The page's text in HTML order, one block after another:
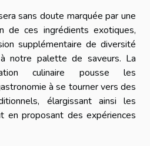
sans doute marquée par une
de ces ingrédients exotiques,
supplémentaire de diversité
notre palette de saveurs. La
culinaire pousse les
à se tourner vers des
élargissant ainsi les
en proposant des expériences